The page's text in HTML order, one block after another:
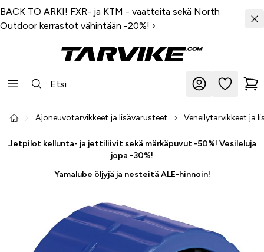
BACK TO ARKI! FXR- ja KTM - vaatteita sekä North
Outdoor kerrastot vähintään -20%! ›
Ajoneuvotarvikkeet ja lisävarusteet Veneilytarvikkeet ja
Jetpilot kellunta- ja jettiliivit sekä märkäpuvut -50%! Vesileluja
jopa -30%!
Yamalube öljyjä ja nesteitä ALE-hinnoin!